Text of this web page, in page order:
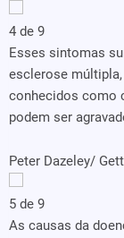
4 de 9
Esses sintomas
esclerose
conhecidos como
podem ser
Peter Dazeley/
5 de 9
As causas da